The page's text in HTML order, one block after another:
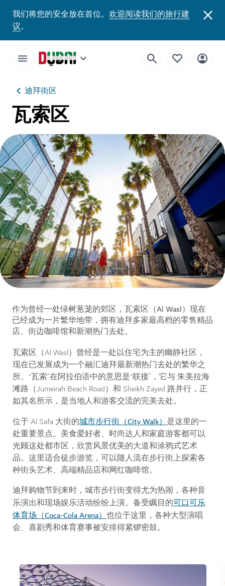
我们将您的安全放在首位。 欢迎阅读我们的旅行建
议。
迪拜街区
瓦索区
作为曾经一处绿树葱茏的郊区，瓦索区（Al Wasl）现在
已经成为一片繁华地带，拥有迪拜多家最高档的零售精品
店、街边咖啡馆和新潮热门去处。
瓦索区（Al Wasl）曾经是一处以住宅为主的幽静社区，
现在已发展成为一个融汇迪拜最新潮热门去处的繁华之
所。“瓦索”在阿拉伯语中的意思是“联接”，它与朱美拉海
滩路（Jumeirah Beach Road）和 Sheikh Zayed 路并行，正
如其名所示，是当地人和游客交流的完美去处。
位于 Al Safa 大街的城市步行街（City Walk）是这里的一
处重要景点。 美食爱好者、时尚达人和家庭游客都可以
光顾这处都市区，欣赏风景优美的大道和涂鸦式艺术
品。这里适合徒步游览，可以随人流在步行街上探索各
种街头艺术、高端精品店和网红咖啡馆。
迪拜购物节到来时，城市步行街变得尤为热闹，各种音
乐演出和现场娱乐活动纷纷上演。备受瞩目的可口可乐
体育场（Coca-Cola Arena）也位于这里，各种大型演唱
会、喜剧秀和体育赛事被安排得紧锣密鼓。